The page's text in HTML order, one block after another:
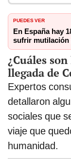
PUEDES VER
En España hay
sufrir mutilación
¿Cuáles
llegada de
Expertos
detallaron
sociales que
viaje que
humanidad.